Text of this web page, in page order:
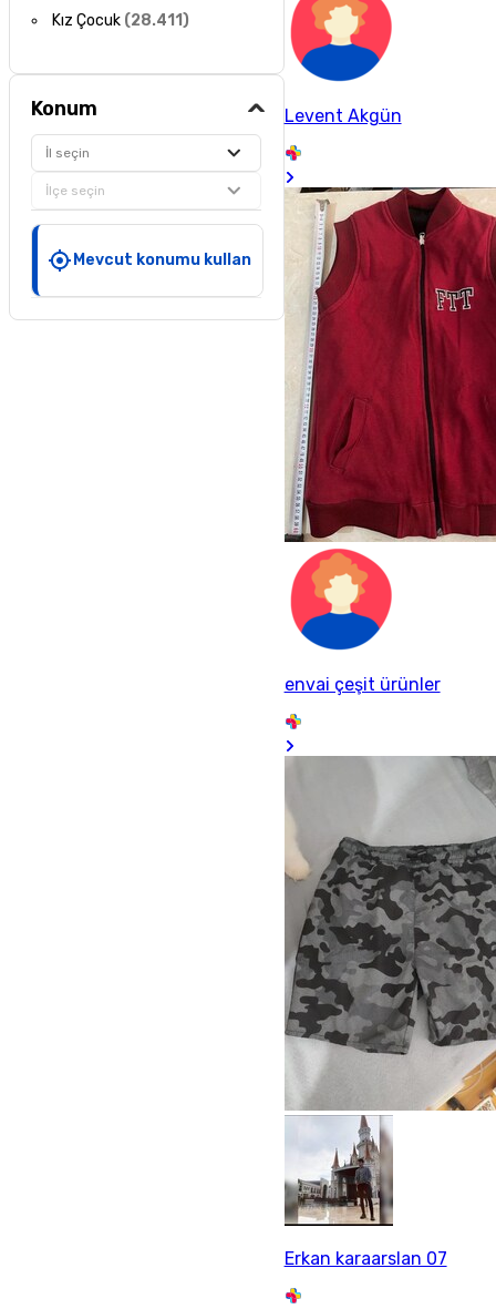
Kız Çocuk (28.411)
Konum
İl seçin
İlçe seçin
Mevcut konumu kullan
Levent Akgün
envai çeşit ürünler
Erkan karaarslan 07